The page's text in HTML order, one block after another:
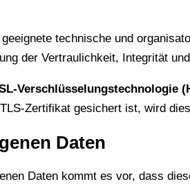
technische und
der Vertraulichkeit, Integrität
Verschlüsselungstechnologie
Zertifikat gesichert ist, wird
Daten
Daten kommt es vor, dass